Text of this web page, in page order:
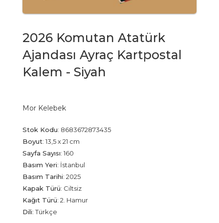
2026 Komutan Atatürk
Ajandası Ayraç Kartpostal
Kalem - Siyah
Mor Kelebek
Stok Kodu: 8683672873435
Boyut: 13,5 x 21 cm
Sayfa Sayısı: 160
Basım Yeri: İstanbul
Basım Tarihi: 2025
Kapak Türü: Ciltsiz
Kağıt Türü: 2. Hamur
Dili:Türkçe